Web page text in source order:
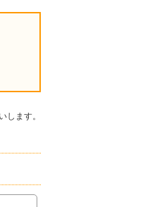
します。